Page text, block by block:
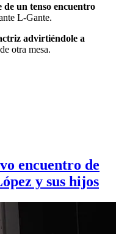
de un tenso encuentro
L-Gante.
advirtiéndole a
otra mesa.
encuentro de
y sus hijos